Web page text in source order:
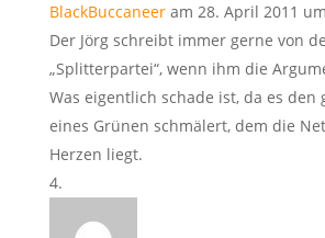
BlackBuccaneer am 28. April 2011
Der Jörg schreibt immer gerne von
„Splitterpartei“, wenn ihm die
Was eigentlich schade ist, da es den
eines Grünen schmälert, dem die
Herzen liegt.